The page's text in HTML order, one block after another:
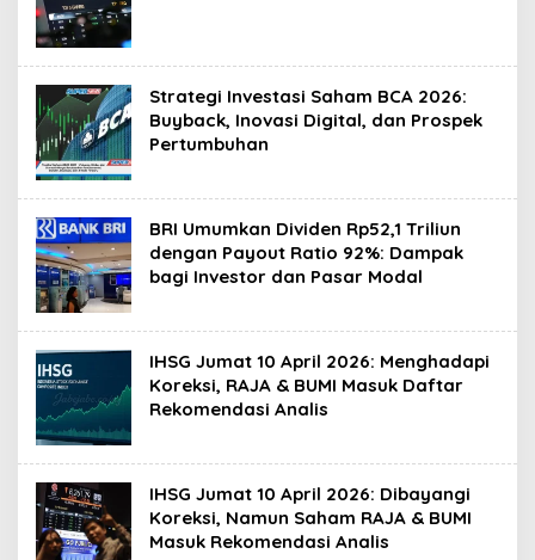
Strategi Investasi Saham BCA 2026:
Buyback, Inovasi Digital, dan Prospek
Pertumbuhan
BRI Umumkan Dividen Rp52,1 Triliun
dengan Payout Ratio 92%: Dampak
bagi Investor dan Pasar Modal
IHSG Jumat 10 April 2026: Menghadapi
Koreksi, RAJA & BUMI Masuk Daftar
Rekomendasi Analis
IHSG Jumat 10 April 2026: Dibayangi
Koreksi, Namun Saham RAJA & BUMI
Masuk Rekomendasi Analis